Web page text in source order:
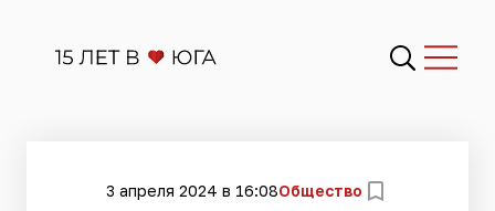
3 апреля 2024 в 16:08Общество